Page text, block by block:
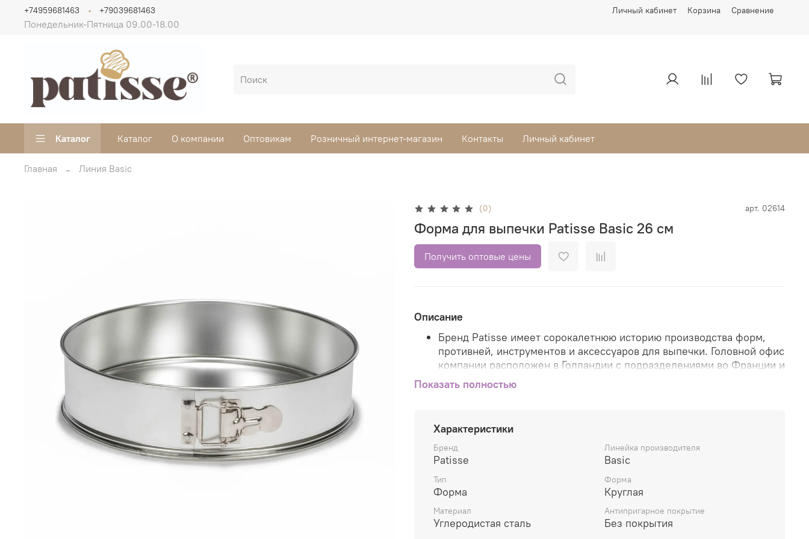
Личный кабинет Корзина Сравнение
Понедельник-Пятница 09.00-18.00
+74959681463 +79039681463
Каталог Каталог О компании Оптовикам Розничный интернет-магазин Контакты Личный кабинет
Главная Линия Basic
(0) арт. 02614
Форма для выпечки Patisse Basic 26 см
Получить оптовые цены
Описание
Бренд Patisse имеет сорокалетнюю историю производства форм,
противней, инструментов и аксессуаров для выпечки. Головной офис
компании расположен в Голландии с подразделениями во Франции и
Весь ассортимент товаров производится на собственных заводах
Patisse в Европе, что позволяет осуществлять высокий контроль за
качеством продукции и соответствовать всем стандартам и нормам
Европейского союза.
Инновационные технологии производства делают инвентарь Patisse
максимально удобным и долговечным в использовании и
эксплуатации, что удовлетворит запросы, как профессиональных
Показать полностью
Характеристики
Бренд
Patisse
Линейка производителя
Basic
Тип
Форма
Форма
Круглая
Материал
Углеродистая сталь
Антипригарное покрытие
Без покрытия